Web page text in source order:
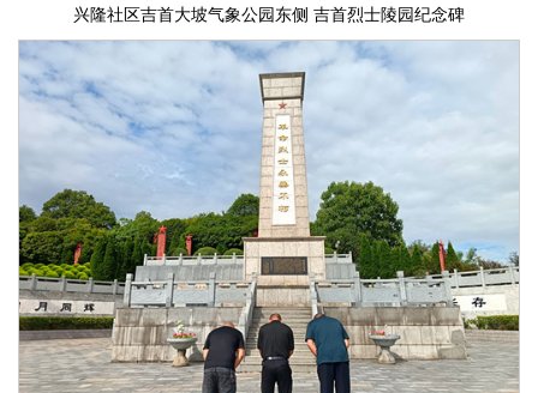
兴隆社区吉首大坡气象公园东侧 吉首烈士陵园纪念碑